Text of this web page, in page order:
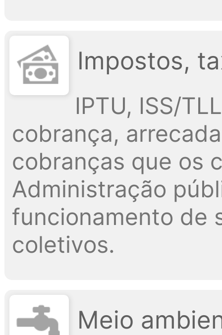
Impostos,
IPTU, ISS/
cobrança,
cobranças que os
Administração
funcionamento de
coletivos.
Meio